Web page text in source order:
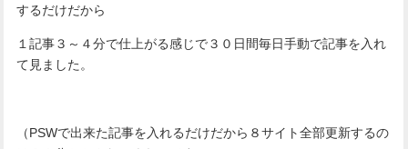
するだけだから
１記事３～４分で仕上がる感じで３０日間毎日手動で記事を入れ
て見ました。
（PSWで出来た記事を入れるだけだから８サイト全部更新するの